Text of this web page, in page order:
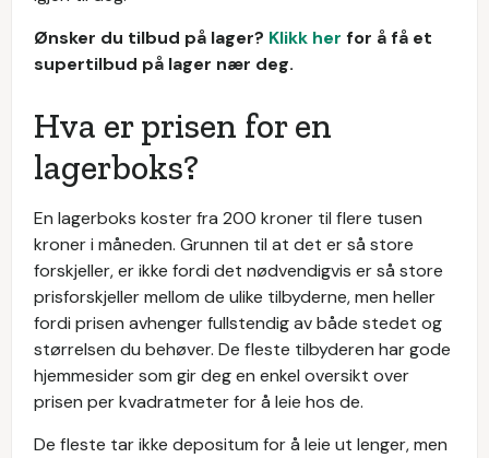
Ønsker du tilbud på lager? Klikk her for å få et
supertilbud på lager nær deg.
Hva er prisen for en
lagerboks?
En lagerboks koster fra 200 kroner til flere tusen
kroner i måneden. Grunnen til at det er så store
forskjeller, er ikke fordi det nødvendigvis er så store
prisforskjeller mellom de ulike tilbyderne, men heller
fordi prisen avhenger fullstendig av både stedet og
størrelsen du behøver. De fleste tilbyderen har gode
hjemmesider som gir deg en enkel oversikt over
prisen per kvadratmeter for å leie hos de.
De fleste tar ikke depositum for å leie ut lenger, men